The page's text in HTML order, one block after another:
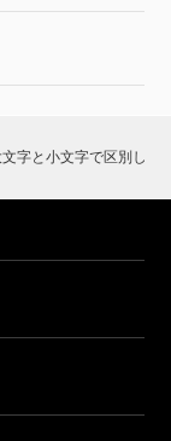
字と小文字で区別しな